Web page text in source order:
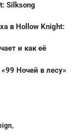
Silksong
в Hollow Knight:
и как её
Ночей в лесу»